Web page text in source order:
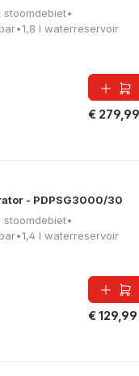
stoomdebiet•
•1,8 l waterreservoir
€ 279,99
- PDPSG3000/30
stoomdebiet•
•1,4 l waterreservoir
€ 129,99